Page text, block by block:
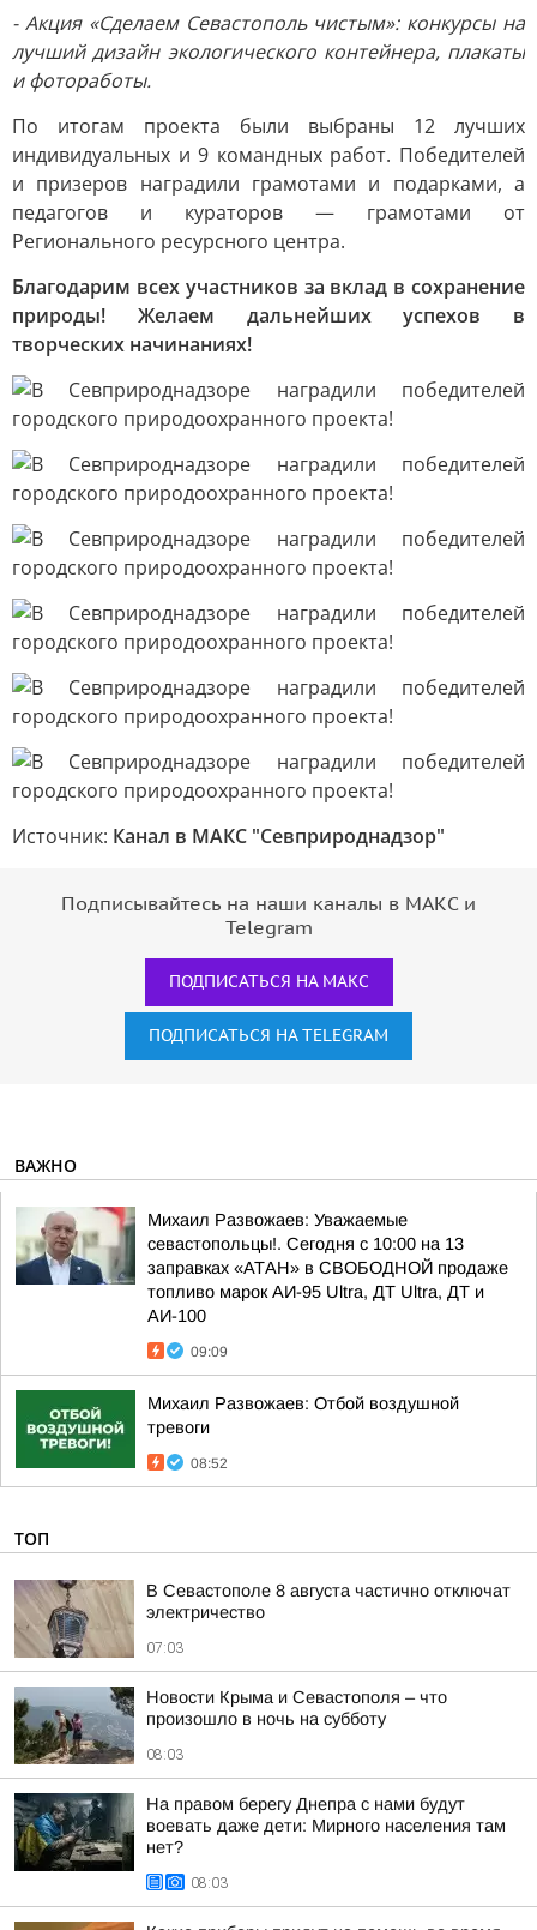
- Акция «Сделаем Севастополь чистым»: конкурсы на
лучший дизайн экологического контейнера, плакаты
и фотоработы.
По итогам проекта были выбраны 12 лучших
индивидуальных и 9 командных работ. Победителей
и призеров наградили грамотами и подарками, а
педагогов и кураторов — грамотами от
Регионального ресурсного центра.
Благодарим всех участников за вклад в сохранение
природы! Желаем дальнейших успехов в
творческих начинаниях!
Источник: Канал в МАКС "Севприроднадзор"
Подписывайтесь на наши каналы в МАКС и
Telegram
ПОДПИСАТЬСЯ НА МАКС
ПОДПИСАТЬСЯ НА TELEGRAM
ВАЖНО
Михаил Развожаев: Уважаемые
севастопольцы!. Сегодня с 10:00 на 13
заправках «АТАН» в СВОБОДНОЙ продаже
топливо марок АИ-95 Ultra, ДТ Ultra, ДТ и
АИ-100
09:09
Михаил Развожаев: Отбой воздушной
тревоги
08:52
ТОП
В Севастополе 8 августа частично отключат
электричество
07:03
Новости Крыма и Севастополя – что
произошло в ночь на субботу
08:03
На правом берегу Днепра с нами будут
воевать даже дети: Мирного населения там
нет?
08:03